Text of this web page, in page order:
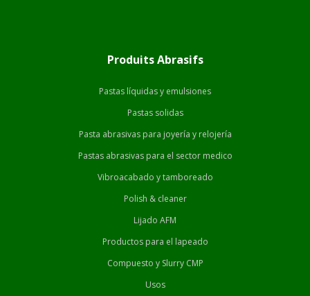
Produits Abrasifs
Pastas líquidas y emulsiones
Pastas solidas
Pasta abrasivas para joyería y relojería
Pastas abrasivas para el sector medico
Vibroacabado y tamboreado
Polish & cleaner
Lijado AFM
Productos para el lapeado
Compuesto y Slurry CMP
Usos